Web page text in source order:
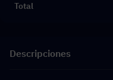
Total
Descripciones